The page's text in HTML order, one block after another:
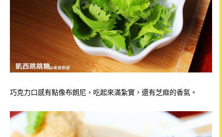
巧克力口感有點像布朗尼，吃起來滿紮實，還有芝麻的香氣。